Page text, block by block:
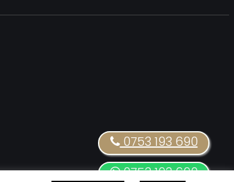
0753 193 690
0753 193 690